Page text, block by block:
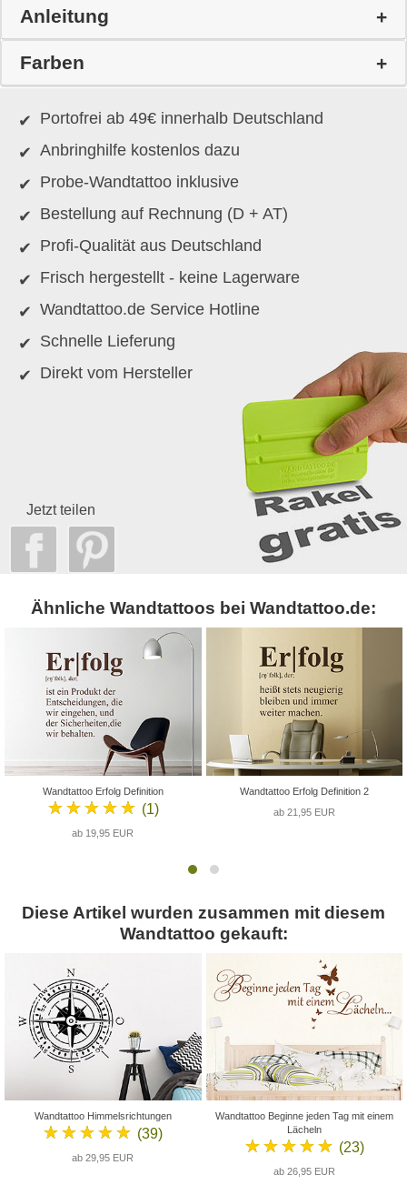
Anleitung
Farben
Portofrei ab 49€ innerhalb Deutschland
Anbringhilfe kostenlos dazu
Probe-Wandtattoo inklusive
Bestellung auf Rechnung (D + AT)
Profi-Qualität aus Deutschland
Frisch hergestellt - keine Lagerware
Wandtattoo.de Service Hotline
Schnelle Lieferung
Direkt vom Hersteller
Jetzt teilen
Ähnliche Wandtattoos bei Wandtattoo.de:
Wandtattoo Erfolg Definition
★★★★★ (1)
ab 19,95 EUR
Wandtattoo Erfolg Definition 2
ab 21,95 EUR
Diese Artikel wurden zusammen mit diesem
Wandtattoo gekauft:
Wandtattoo Himmelsrichtungen
★★★★★ (39)
ab 29,95 EUR
Wandtattoo Beginne jeden Tag mit einem
Lächeln
★★★★★ (23)
ab 26,95 EUR